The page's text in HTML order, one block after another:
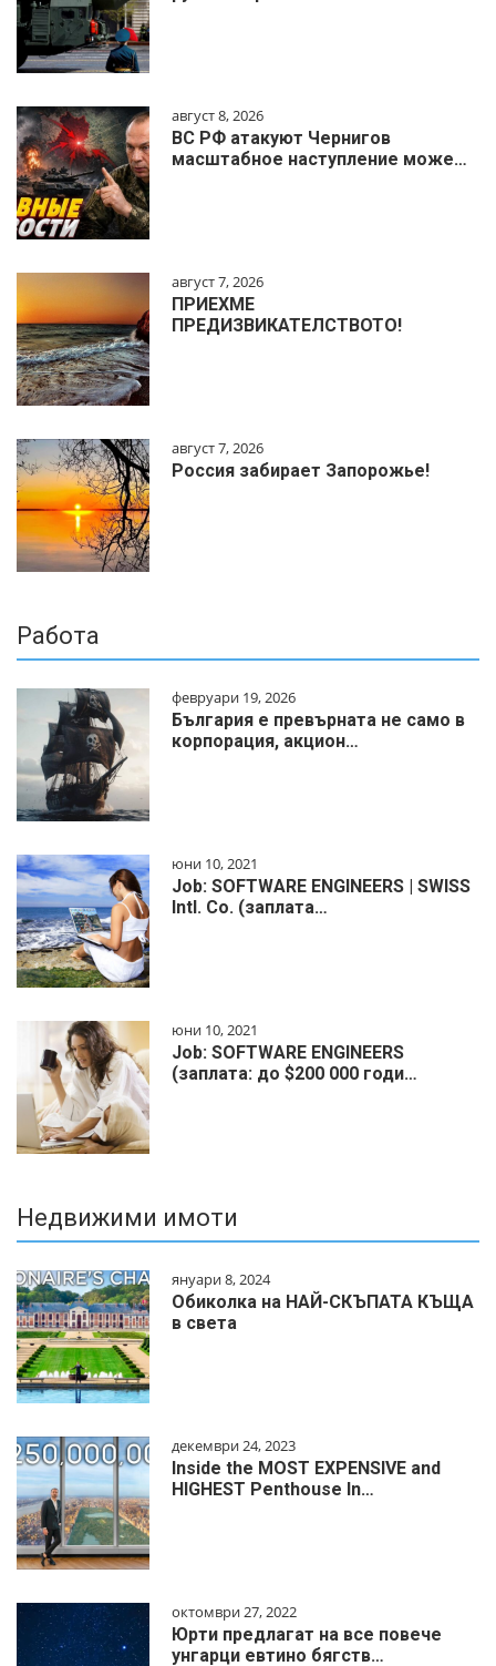
август 8, 2026
ВС РФ атакуют Чернигов
масштабное наступление може…
август 7, 2026
ПРИЕХМЕ
ПРЕДИЗВИКАТЕЛСТВОТО!
август 7, 2026
Россия забирает Запорожье!
Работа
февруари 19, 2026
България е превърната не само в
корпорация, акцион…
юни 10, 2021
Job: SOFTWARE ENGINEERS | SWISS
Intl. Co. (заплата…
юни 10, 2021
Job: SOFTWARE ENGINEERS
(заплата: до $200 000 годи…
Недвижими имоти
януари 8, 2024
Обиколка на НАЙ-СКЪПАТА КЪЩА
в света
декември 24, 2023
Inside the MOST EXPENSIVE and
HIGHEST Penthouse In…
октомври 27, 2022
Юрти предлагат на все повече
унгарци евтино бягств…